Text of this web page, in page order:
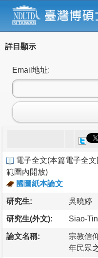
詳目顯示
Email地址:
電子全文(本篇電子全
範圍內開放)
國圖紙本論文
研究生: 吳曉婷
研究生(外文): Siao-
論文名稱:
宗教信
年民眾